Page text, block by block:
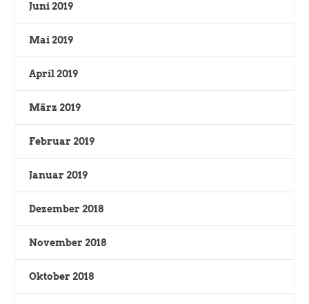
Juni 2019
Mai 2019
April 2019
März 2019
Februar 2019
Januar 2019
Dezember 2018
November 2018
Oktober 2018